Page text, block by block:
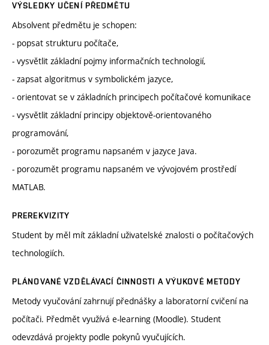
VÝSLEDKY UČENÍ PŘEDMĚTU
Absolvent předmětu je schopen:
- popsat strukturu počítače,
- vysvětlit základní pojmy informačních technologií,
- zapsat algoritmus v symbolickém jazyce,
- orientovat se v základních principech počítačové komunikace
- vysvětlit základní principy objektově-orientovaného
programování,
- porozumět programu napsaném v jazyce Java.
- porozumět programu napsaném ve vývojovém prostředí
MATLAB.
PREREKVIZITY
Student by měl mít základní uživatelské znalosti o počítačových
technologiích.
PLÁNOVANÉ VZDĚLÁVACÍ ČINNOSTI A VÝUKOVÉ METODY
Metody vyučování zahrnují přednášky a laboratorní cvičení na
počítači. Předmět využívá e-learning (Moodle). Student
odevzdává projekty podle pokynů vyučujících.